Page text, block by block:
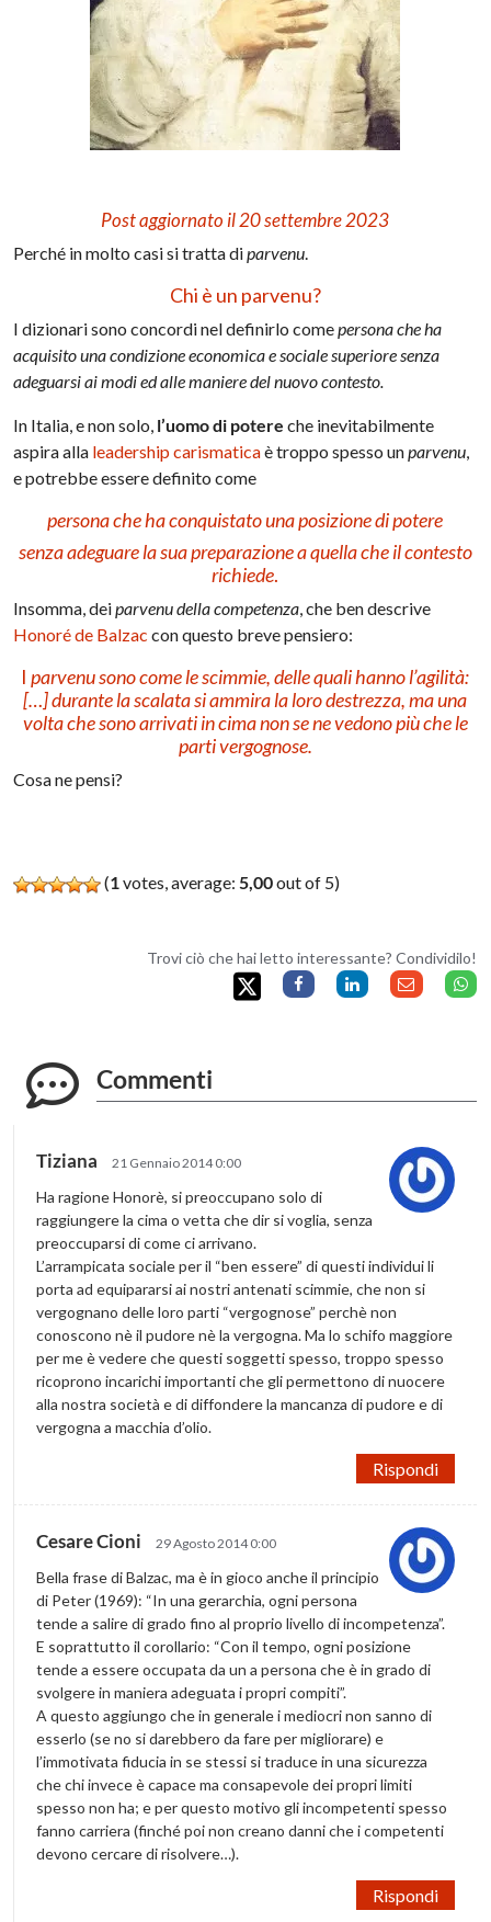
Post aggiornato il 20 settembre 2023
Perché in molto casi si tratta diparvenu.
Chi è un parvenu?
I dizionari sono concordi nel definirlo comepersona che ha
acquisito una condizione economica e sociale superiore senza
adeguarsi ai modi ed alle maniere del nuovo contesto.
In Italia, e non solo, l’uomo di potere che inevitabilmente
aspira alla leadership carismaticaè troppo spesso unparvenu,
e potrebbe essere definito come
persona che ha conquistato una posizione di potere
senza adeguare la sua preparazione a quella che il contesto
richiede.
Insomma, deiparvenu della competenza, che ben descrive
Honoré de Balzac con questo breve pensiero:
I parvenu sono come le scimmie, delle quali hanno l’agilità:
[…] durante la scalata si ammira la loro destrezza, ma una
volta che sono arrivati in cima non se ne vedono più che le
parti vergognose.
Cosa ne pensi?
(1votes, average:5,00out of 5)
Trovi ciò che hai letto interessante? Condividilo!
Commenti
Tiziana 21 Gennaio 2014 0:00
Ha ragione Honorè, si preoccupano solo di
raggiungere la cima o vetta che dir si voglia, senza
preoccuparsi di come ci arrivano.
L’arrampicata sociale per il “ben essere” di questi individui li
porta ad equipararsi ai nostri antenati scimmie, che non si
vergognano delle loro parti “vergognose” perchè non
conoscono nè il pudore nè la vergogna. Ma lo schifo maggiore
per me è vedere che questi soggetti spesso, troppo spesso
ricoprono incarichi importanti che gli permettono di nuocere
alla nostra società e di diffondere la mancanza di pudore e di
vergogna a macchia d’olio.
Rispondi
Cesare Cioni 29 Agosto 2014 0:00
Bella frase di Balzac, ma è in gioco anche il principio
di Peter (1969): “In una gerarchia, ogni persona
tende a salire di grado fino al proprio livello di incompetenza”.
E soprattutto il corollario: “Con il tempo, ogni posizione
tende a essere occupata da un a persona che è in grado di
svolgere in maniera adeguata i propri compiti”.
A questo aggiungo che in generale i mediocri non sanno di
esserlo (se no si darebbero da fare per migliorare) e
l’immotivata fiducia in se stessi si traduce in una sicurezza
che chi invece è capace ma consapevole dei propri limiti
spesso non ha; e per questo motivo gli incompetenti spesso
fanno carriera (finché poi non creano danni che i competenti
devono cercare di risolvere…).
Rispondi